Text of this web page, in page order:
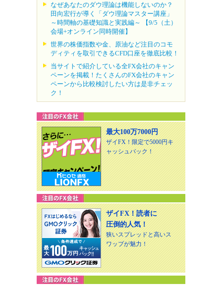
なぜあなたのダウ理論は機能しないのか？
田向宏行が導く「ダウ理論マスター講座」
～時間軸の基礎知識と実践編～ 【9/5（土）
会場+オンライン同時開催】
世界の株価指数や金、原油など注目のコモ
ディティを取引できるCFD口座を徹底比較！
当サイトで紹介している全FX会社のキャン
ペーンを掲載！たくさんのFX会社のキャン
ペーンから比較検討したい方は是非チェッ
ク！
最大100万7000円
ザイFX！限定で5000円キ
ャッシュバック！
ザイFX！読者に
圧倒的人気！
狭いスプレッドと高いス
ワップが魅力！